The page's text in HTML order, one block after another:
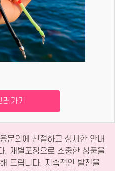
가기
문의에 친절하고 상세한 안내
. 개별포장으로 소중한 상품을
드립니다. 지속적인 발전을